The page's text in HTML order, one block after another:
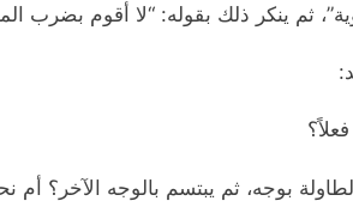
ثم ينكر ذلك بقوله: “لا أقوم بضرب
بوجه، ثم يبتسم بالوجه الآخر؟ أم